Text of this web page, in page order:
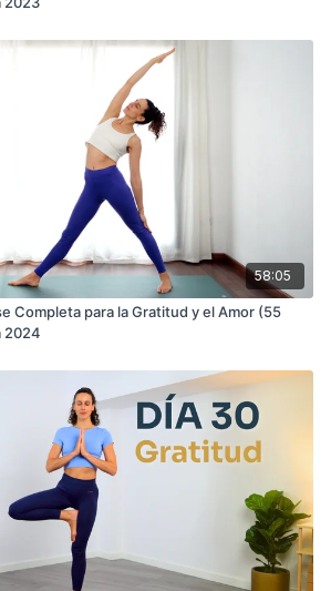
58:05
Completa para la Gratitud y el Amor (55
2024